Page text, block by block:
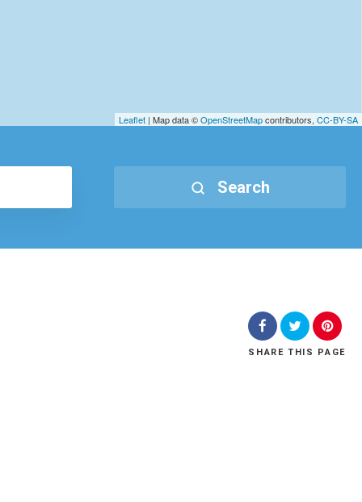
Leaflet | Map data ©OpenStreetMapcontributors, CC-BY-SA
Search
SHARE THIS PAGE